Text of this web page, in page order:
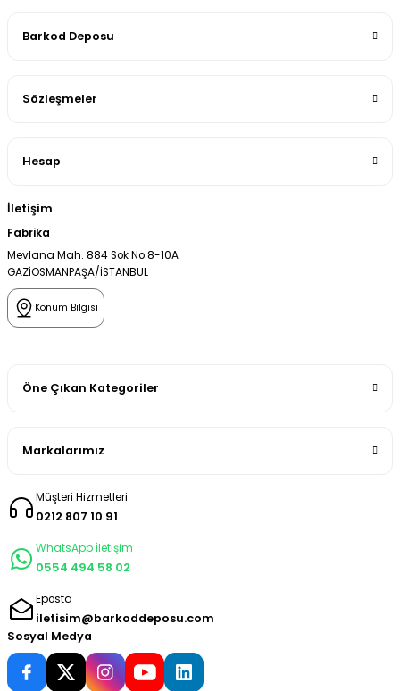
Barkod Deposu
Sözleşmeler
Hesap
İletişim
Fabrika
Mevlana Mah. 884 Sok No:8-10A
GAZİOSMANPAŞA/İSTANBUL
Konum Bilgisi
Öne Çıkan Kategoriler
Markalarımız
Müşteri Hizmetleri
0212 807 10 91
WhatsApp İletişim
0554 494 58 02
Eposta
iletisim@barkoddeposu.com
Sosyal Medya